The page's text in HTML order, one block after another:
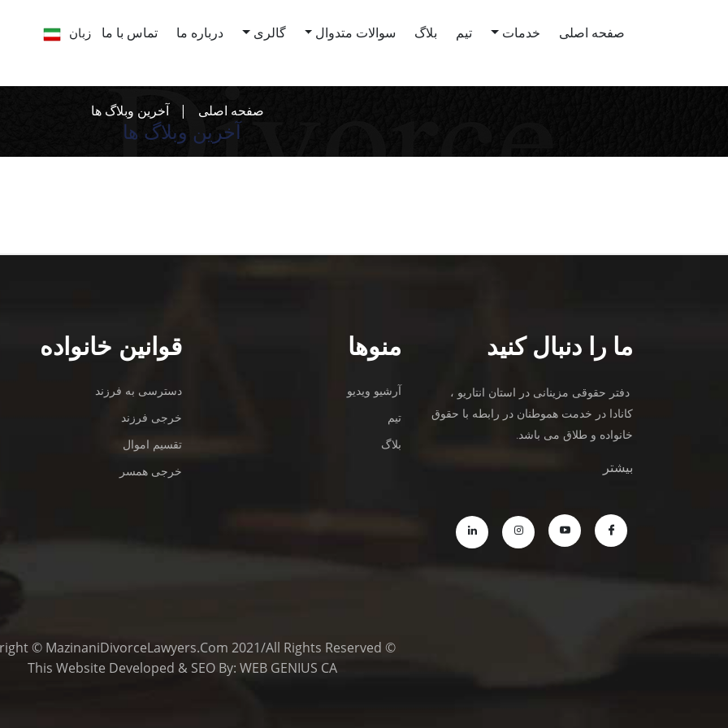
صفحه اصلی خدمات تیم بلاگ سوالات متدوال گالری درباره ما تماس با ما زبان
صفحه اصلی آخرین وبلاگ ها
آخرین وبلاگ ها
ما را دنبال کنید
دفتر حقوقی مزینانی در استان انتاریو ،
کانادا در خدمت هموطنان در رابطه با حقوق
خانواده و طلاق می باشد.
بیشتر
منوها
آرشیو ویدیو
تیم
بلاگ
قوانین خانواده
دسترسی به فرزند
خرجی فرزند
تقسیم اموال
خرجی همسر
© Copyright © MazinaniDivorceLawyers.com 2021/All Rights Reserved
This Website Developed & SEOBy: WEB GENIUS CA